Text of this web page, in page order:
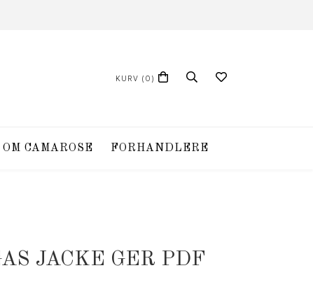
KURV (0)
OM CAMAROSE FORHANDLERE
JACKE GER PDF